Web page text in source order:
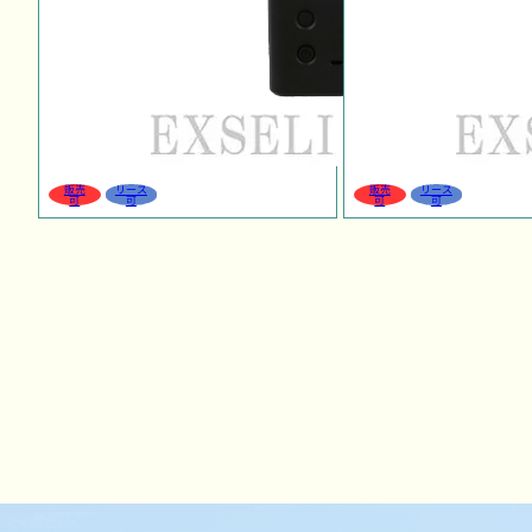
販売
可
リース
可
販売
可
リース
可